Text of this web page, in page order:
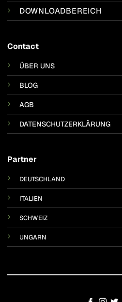
DOWNLOADBEREICH
Contact
ÜBER UNS
BLOG
AGB
DATENSCHUTZERKLÄRUNG
Partner
DEUTSCHLAND
ITALIEN
SCHWEIZ
UNGARN